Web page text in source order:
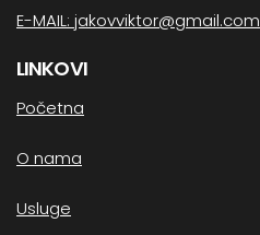
E-MAIL: jakovviktor@gmail.com
LINKOVI
Početna
O nama
Usluge